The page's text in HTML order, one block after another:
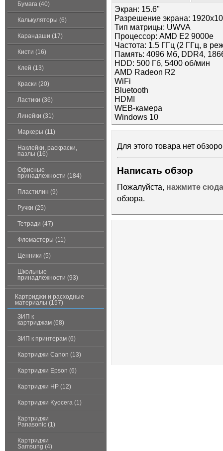
Бумага (40)
Калькуляторы (6)
Карандаши (17)
Кисти (16)
Клей (13)
Краски (20)
Ластики (36)
Линейки (31)
Маркеры (11)
Наклейки, раскраски,
пазлы (16)
Офисные
принадлежности (184)
Пластилин (9)
Ручки (25)
Тетради (47)
Фломастеры (11)
Ценники (5)
Школьные
принадлежности (93)
Картриджи и расходные
материалы (157)
ЗИП к
картриджам (68)
ЗИП к принтерам (6)
Картриджи Canon (13)
Картриджи Epson (6)
Картриджи HP (12)
Картриджи Kyocera (1)
Картриджи
Panasonic (1)
Картриджи
Samsung (4)
Экран: 15.6"
Разрешение экрана:
Тип матрицы: UWVA
Процессор: AMD E2 9000e
Частота: 1.5 ГГц (2 ГГц, в
Память: 4096 Мб, DDR4,
HDD: 500 Гб, 5400 об/мин
AMD Radeon R2
WiFi
Bluetooth
HDMI
WEB-камера
Windows 10
Для этого товара нет
Написать обзор
Пожалуйста, нажмите сюда
обзора.